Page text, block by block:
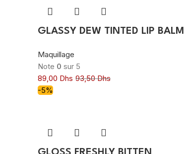
GLASSY DEW TINTED LIP BALM
Maquillage
Note 0 sur 5
89,00 Dhs 93,50Dhs
-5%